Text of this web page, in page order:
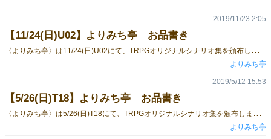
【11/24(日)U02】よりみち亭 お品書き
〈
よりみち亭〉は11/24(日)U02にて、TRPGオリジナルシナリオ集を頒布します。 新刊3種、既刊3種、計6種の頒布となります。 全て会場頒布価格となっている為、既刊に関してはBOOTHでの通販価格よりもお安くなっています！ (新刊は通販未定です） ぜひ、当日はU02〈よりみち亭〉にお越しください！ 【新刊】 クトゥルフ神話TRPGシナリオ集「断罪のシャングリラ」【ゲムマ2019秋新刊】 シナリオ2本収録/A5/50P/表紙カラー本文モノクロ/800円 断罪テーマのシナリオ集です！ あなたにとっての罪はなんですか？ 〈収録シナリオ〉 ・旧大石駅 著：樹（PL1名・現代日本・クローズド） ・囚人は罪と踊る 著：黒鷺（PL3-4名・現代日本・シティ・継続推奨） インセインシナリオ集「モラフトゥールム」【ゲムマ2019秋新刊】 シナリオ3本収録/A5/P40/表紙カラー本文モノクロ/700円 モラトリアムに囚われながらも、それでも未来に進む。そんなシナリオ集です！ 〈収録シナリオ〉 ・ふたごのかがく 著：黒鷺 (2人・3サイクル・協力型) ・厨二病 著：樹（3人・3サイクル・特殊型） ・Rockabye 著：黒猫紳士（4人・3サイクル・特殊型） シノビガミシナリオ集「暗中秘躍」【ゲムマ2019秋新刊】 シナリオ3本収録/A5/P36/表紙カラー本文モノクロ/700円 暗躍する忍びたちを描いたシナリオ集です。シノビガミはシリアスなTRPGです！ 〈収録シナリオ〉 ・二者択一 著：でこい（4人・3サイクル・対立型・現代編・中忍or中忍頭） ・カミカガミ 著：樹（3人・3サイクル・特殊型・現代退魔編・中忍） ・翳る太陽、赫く暗黒（3人・4サイクル・協力型・戦国退魔編・上忍） 【既刊】 クトゥルフ神話TRPGシナリオ集「Abyss-アビス-」【ゲムマ2018秋既刊】 シナリオ4本収録/A5/76P/表紙カラー本文モノクロ/800円 現代のアメリカ及び日本を舞台にしたシナリオを4本収録しています！ 〈収録シナリオ〉 ・揺蕩う水面は遠く 著：にすい (現代アメリカ・クローズド) ・「ウサギの穴」におちて 著：デコイ (現代アメリカ・半シティ) ・海神の里 著：まりも (現代日本・村クローズド) ・黒棺の魔女 著：黒鷺 (現代日本・半シティ) インセインシナリオ集「こころ劇場」【ゲムマ2018秋既刊】 シナリオ4本収録/A5/P50/表紙カラー本文モノクロ/700円 本当は怖い現代日本を舞台にしたシナリオを4本収録しています！ 〈収録シナリオ〉 ・海の客室 著：黒鷺 (2人・3サイクル・協力型) ・それはすぐ隣に 著：黒猫紳士 (2人・2サイクル・協力型) ・ぼくとサンタさんとときどきトナカイ 著：黒鷺 (2人・3サイクル/3人・2サイクル・特殊型) ・El teatro 著：樹 (5人・3サイクル・対立型) シノビガミシナリオ集「臥龍天晴」【ゲムマ2018秋既刊】 シナリオ3本収録/A5/P32/表紙カラー本文モノクロ/700円 4人用シナリオを現代編、退魔編、戦国退魔編でそれぞれ1本ずつ収録しています！ 〈収録シナリオ〉 ・家宝は寝て待つな(4人・3サイクル・特殊型・現代編) ・九頭竜と舞う(4人・4サイクル・退魔編) ・青姫山の伝説(4人・3サイクル・特殊型・戦国退魔編)
2019/11/23 2:05
よりみち亭
【5/26(日)T18】よりみち亭 お品書き
〈
よりみち亭〉は5/26(日)T18にて、TRPGオリジナルシナリオ集を頒布します。 既刊4種に加え、POUND+CAKEさんからの委託品を含めた計6種の頒布となります。 全て会場頒布価格となっている為、BOOTHでの通販価格よりもお安くなっています！ ぜひ、当日はT18〈よりみち亭〉にお越しください！ 〈よりみち亭〉ラインナップ クトゥルフ神話TRPGシナリオ集「Abyss-アビス-」【ゲムマ2018秋既刊】 シナリオ4本収録/A5/76P/表紙カラー本文モノクロ/800円 現代のアメリカ及び日本を舞台にしたシナリオを4本収録しています！ 〈収録シナリオ〉 ・揺蕩う水面は遠く 著：にすい (現代アメリカ・クローズド) ・「ウサギの穴」におちて 著：デコイ (現代アメリカ・半シティ) ・海神の里 著：まりも (現代日本・村クローズド) ・黒棺の魔女 著：黒鷺 (現代日本・半シティ) インセインシナリオ集「こころ劇場」【ゲムマ2018秋既刊】 シナリオ4本収録/A5/P50/表紙カラー本文モノクロ/700円 本当は怖い現代日本を舞台にしたシナリオを4本収録しています！ 〈収録シナリオ〉 ・海の客室 著：黒鷺 (2人・3サイクル・協力型) ・それはすぐ隣に 著：黒猫紳士 (2人・2サイクル・協力型) ・ぼくとサンタさんとときどきトナカイ 著：黒鷺 (2人・3サイクル/3人・2サイクル・特殊型) ・El teatro 著：樹 (5人・3サイクル・対立型) シノビガミシナリオ集「臥龍天晴」【ゲムマ2018秋既刊】 シナリオ3本収録/A5/P32/表紙カラー本文モノクロ/700円 4人用シナリオを現代編、退魔編、戦国退魔編でそれぞれ1本ずつ収録しています！ 〈収録シナリオ〉 ・家宝は寝て待つな(4人・3サイクル・特殊型・現代編) ・九頭竜と舞う(4人・4サイクル・退魔編) ・青姫山の伝説(4人・3サイクル・特殊型・戦国退魔編) クトゥルフ神話TRPGシナリオ集「よりみちアラカルト」【ゲムマ2018春既刊】 シナリオ4本収録/A5/44P/表紙カラー本文モノクロ/700円 ※残り僅か 〈POUND+CAKE〉ラインナップ SW2.0/2.5シナリオ集「魔法王と双顎の竜」【C95既刊】 シナリオ4本収録/A5/80P/表紙カラー本文モノクロ/1200円 想定レベル5-8の初心者～中級者向けのシナリオ集です！ 魔神と魔法文明を描いており、キャンペーンでも遊べます！ SW2.0シナリオ集「剣戟の円舞曲」【C94既刊】 シナリオ4本収録/A5/82P/表紙カラー本文モノクロ/1500円 一人用シナリオも収録！ 少人数でも大人数でも遊べるマルチなシナリオ集となっています！
2019/5/12 15:53
よりみち亭